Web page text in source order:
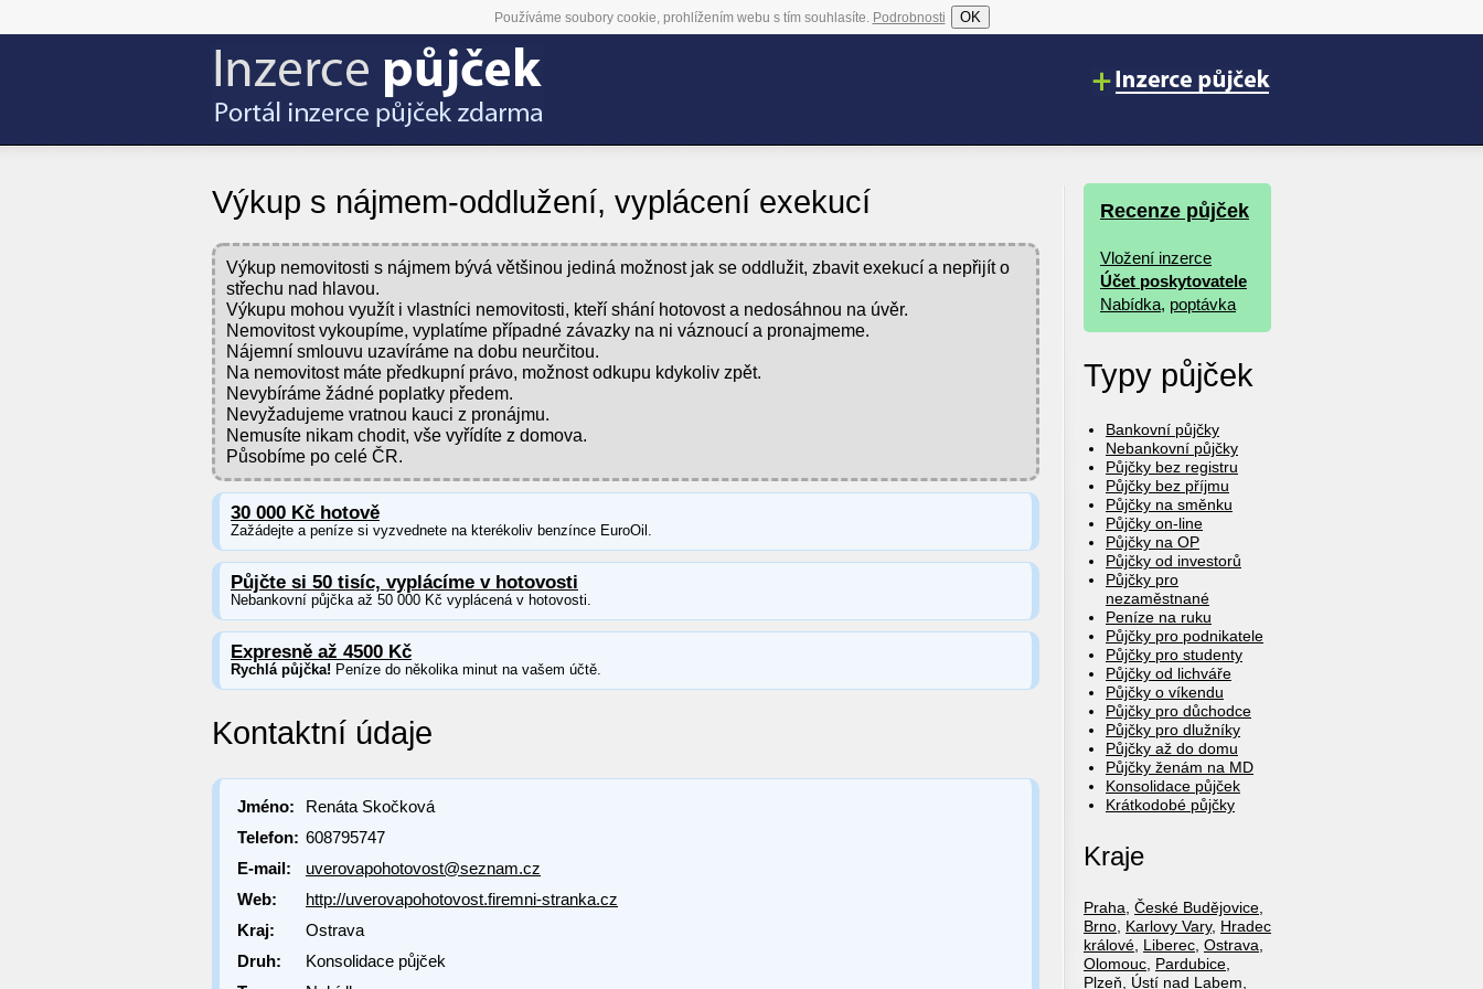
Používáme soubory cookie, prohlížením webu s tím souhlasíte. Podrobnosti OK
Výkup s nájmem-oddlužení, vyplácení exekucí
Výkup nemovitosti s nájmem bývá většinou jediná možnost jak se oddlužit, zbavit exekucí a nepřijít o
střechu nad hlavou.
Výkupu mohou využít i vlastníci nemovitosti, kteří shání hotovost a nedosáhnou na úvěr.
Nemovitost vykoupíme, vyplatíme případné závazky na ni váznoucí a pronajmeme.
Nájemní smlouvu uzavíráme na dobu neurčitou.
Na nemovitost máte předkupní právo, možnost odkupu kdykoliv zpět.
Nevybíráme žádné poplatky předem.
Nevyžadujeme vratnou kauci z pronájmu.
Nemusíte nikam chodit, vše vyřídíte z domova.
Působíme po celé ČR.
30 000 Kč hotově
Zažádejte a peníze si vyzvednete na kterékoliv benzínce EuroOil.
Půjčte si 50 tisíc, vyplácíme v hotovosti
Nebankovní půjčka až 50 000 Kč vyplácená v hotovosti.
Expresně až 4500 Kč
Rychlá půjčka! Peníze do několika minut na vašem účtě.
Kontaktní údaje
Jméno:
Renáta Skočková
Telefon: 608795747
E-mail:
uverovapohotovost@seznam.cz
Web:
http://uverovapohotovost.firemni-stranka.cz
Kraj:
Ostrava
Druh:
Konsolidace půjček
Recenze půjček
Vložení inzerce
Účet poskytovatele
Nabídka, poptávka
Typy půjček
Bankovní půjčky
Nebankovní půjčky
Půjčky bez registru
Půjčky bez příjmu
Půjčky na směnku
Půjčky on-line
Půjčky na OP
Půjčky od investorů
Půjčky pro
nezaměstnané
Peníze na ruku
Půjčky pro podnikatele
Půjčky pro studenty
Půjčky od lichváře
Půjčky o víkendu
Půjčky pro důchodce
Půjčky pro dlužníky
Půjčky až do domu
Půjčky ženám na MD
Konsolidace půjček
Krátkodobé půjčky
Kraje
Praha, České Budějovice,
Brno, Karlovy Vary, Hradec
králové, Liberec, Ostrava,
Olomouc, Pardubice,
Plzeň, Ústí nad Labem,